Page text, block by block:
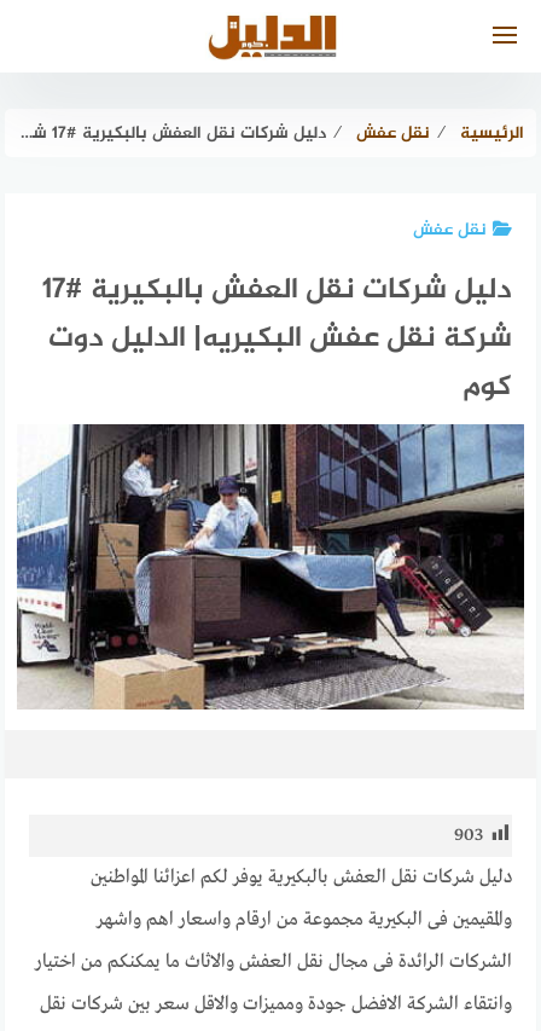
الرئيسية ⁄ نقل عفش ⁄ دليل شركات نقل العفش بالبكيرية #17 شركة نقل عفش البكيريه| الدليل دوت كوم
نقل عفش
دليل شركات نقل العفش بالبكيرية #17
شركة نقل عفش البكيريه| الدليل دوت
كوم
903
دليل شركات نقل العفش بالبكيرية يوفر لكم اعزائنا المواطنين
والمقيمين فى البكيرية مجموعة من ارقام واسعار اهم واشهر
الشركات الرائدة فى مجال نقل العفش والاثاث ما يمكنكم من اختيار
وانتقاء الشركة الافضل جودة ومميزات والاقل سعر بين شركات نقل